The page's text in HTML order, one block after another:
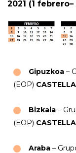
2021 (1
Gipuzkoa –
(EOP)
Bizkaia –
(EOP)
Araba –